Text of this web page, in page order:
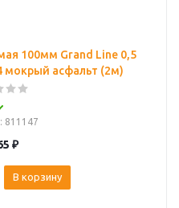
100мм Grand Line 0,5
мокрый асфальт (2м)
: 811147
₽
В корзину